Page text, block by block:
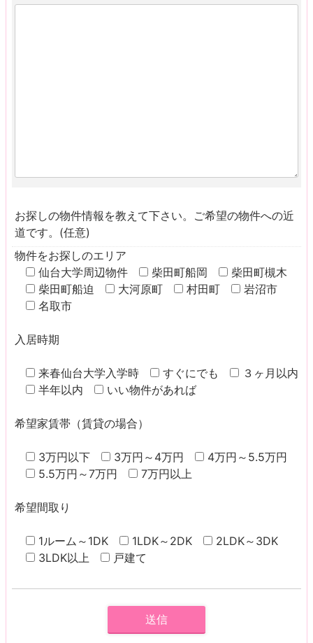
お探しの物件情報を教えて下さい。ご希望の物件への近
道です。(任意)
物件をお探しのエリア
仙台大学周辺物件
柴田町船岡
柴田町槻木
柴田町船迫
大河原町 村田町
岩沼市
名取市
入居時期
来春仙台大学入学時 すぐにでも
３ヶ月以内
半年以内
いい物件があれば
希望家賃帯（賃貸の場合）
3万円以下 3万円～4万円
4万円～5.5万円
5.5万円～7万円
7万円以上
希望間取り
1ルーム～1DK 1LDK～2DK
2LDK～3DK
3LDK以上
戸建て